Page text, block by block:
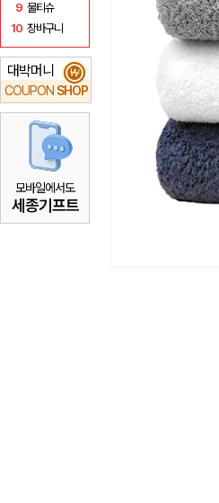
9 물티슈
10 장바구니
대박머니
COUPON SHOP
₩
모바일에서도
세종기프트